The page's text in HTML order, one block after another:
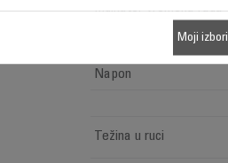
Indikator vremena rada
Napon
Težina u ruci
Moji izbori